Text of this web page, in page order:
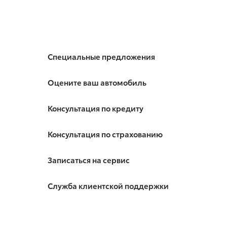
Специальные предложения
Оцените ваш автомобиль
Консультация по кредиту
Консультация по страхованию
Записаться на сервис
Служба клиентской поддержки